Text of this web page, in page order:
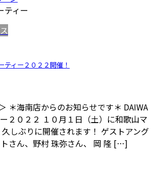
ティー
ィー２０２２開催！
＊海南店からのお知らせです＊ DAIWA
２０２２ １０月１日（土）に和歌山マ
しぶりに開催されます！ ゲストアング
さん、野村 珠弥さん、 岡 隆 […]